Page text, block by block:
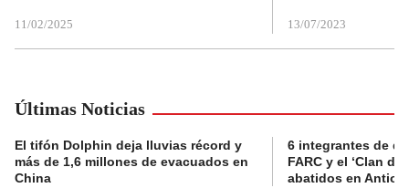
11/02/2025 13/07/2023
Últimas Noticias
El tifón Dolphin deja lluvias récord y
más de 1,6 millones de evacuados en
China
6 integrantes de
FARC y el ‘Clan
abatidos en